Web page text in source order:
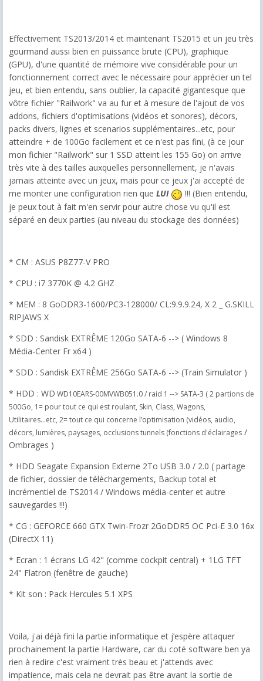
Effectivement TS2013/2014 et maintenant TS2015 et un jeu très
gourmand aussi bien en puissance brute (CPU), graphique
(GPU), d'une quantité de mémoire vive considérable pour un
fonctionnement correct avec le nécessaire pour apprécier un tel
jeu, et bien entendu, sans oublier, la capacité gigantesque que
vôtre fichier "Railwork" va au fur et à mesure de l'ajout de vos
addons, fichiers d'optimisations (vidéos et sonores), décors,
packs divers, lignes et scenarios supplémentaires...etc, pour
atteindre + de 100Go facilement et ce n'est pas fini, (à ce jour
mon fichier "Railwork" sur 1 SSD atteint les 155 Go) on arrive
très vite à des tailles auxquelles personnellement, je n'avais
jamais atteinte avec un jeux, mais pour ce jeux j'ai accepté de
me monter une configuration rien que LUI
!!! (Bien entendu,
je peux tout à fait m'en servir pour autre chose vu qu'il est
séparé en deux parties (au niveau du stockage des données)
* CM : ASUS P8Z77-V PRO
* CPU : i7 3770K @ 4.2 GHZ
* MEM : 8 GoDDR3-1600/PC3-128000/ CL:9.9.9.24, X 2 _ G.SKILL
RIPJAWS X
* SDD : Sandisk EXTRÊME 120Go SATA-6 --> ( Windows 8
Média-Center Fr x64 )
* SDD : Sandisk EXTRÊME 256Go SATA-6 --> (Train Simulator )
* HDD : WD WD10EARS-00MVWB051.0 / raid 1 --> SATA-3 ( 2 partions de
500Go, 1= pour tout ce qui est roulant, Skin, Class, Wagons,
Utilitaires...etc, 2= tout ce qui concerne l’optimisation (vidéos, audio,
décors, lumières, paysages, occlusions tunnels (fonctions d'éclairages /
Ombrages )
* HDD Seagate Expansion Externe 2To USB 3.0 / 2.0 ( partage
de fichier, dossier de téléchargements, Backup total et
incrémentiel de TS2014 / Windows média-center et autre
sauvegardes !!!)
* CG : GEFORCE 660 GTX Twin-Frozr 2GoDDR5 OC Pci-E 3.0 16x
(DirectX 11)
* Ecran : 1 écrans LG 42" (comme cockpit central) + 1LG TFT
24" Flatron (fenêtre de gauche)
* Kit son : Pack Hercules 5.1 XPS
Voila, j'ai déjà fini la partie informatique et j’espère attaquer
prochainement la partie Hardware, car du coté software ben ya
rien à redire c'est vraiment très beau et j'attends avec
impatience, mais cela ne devrait pas être avant la sortie de